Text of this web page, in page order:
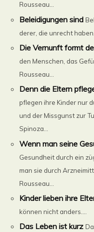
Rousseau...
Beleidigungen sind
derer, die unrecht
Die Vernunft formt
den Menschen, das
Rousseau...
Denn die Eltern
pflegen ihre Kinder nur
und der Missgunst zur
Spinoza...
Wenn man seine
Gesundheit durch ein
man sie durch
Rousseau...
Kinder lieben ihre
können nicht anders....
Das Leben ist kurz